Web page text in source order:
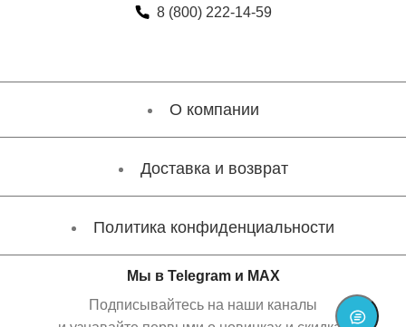
8 (800) 222-14-59
О компании
Доставка и возврат
Политика конфиденциальности
Мы в Telegram и MAX
Подписывайтесь на наши каналы